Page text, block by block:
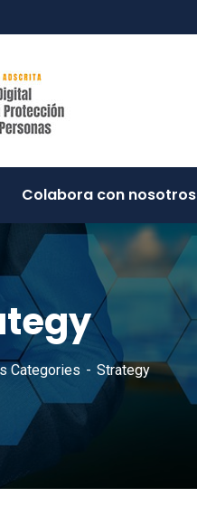
Colabora con nosotros
Categories Strategy